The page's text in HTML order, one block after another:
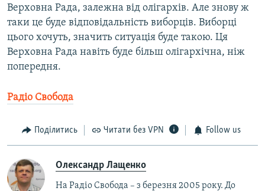
Верховна Рада, залежна від олігархів. Але знову ж
таки це буде відповідальність виборців. Виборці
цього хочуть, значить ситуація буде такою. Ця
Верховна Рада навіть буде більш олігархічна, ніж
попередня.
Радіо Свобода
Поділитись Читати без VPN Follow us
Олександр Лащенко
На Радіо Свобода – з березня 2005 року. До